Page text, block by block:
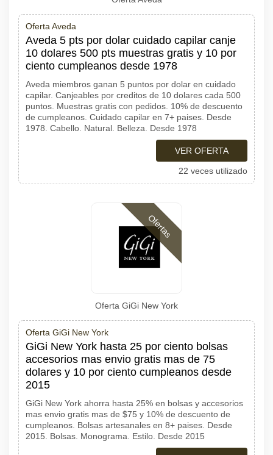
Oferta Aveda
Aveda 5 pts por dolar cuidado capilar canje
10 dolares 500 pts muestras gratis y 10 por
ciento cumpleanos desde 1978
Aveda miembros ganan 5 puntos por dolar en cuidado
capilar. Canjeables por creditos de 10 dolares cada 500
puntos. Muestras gratis con pedidos. 10% de descuento
de cumpleanos. Cuidado capilar en 7+ paises. Desde
1978. Cabello. Natural. Belleza. Desde 1978
VER OFERTA
22 veces utilizado
Ofertas
Oferta GiGi New York
Oferta GiGi New York
GiGi New York hasta 25 por ciento bolsas
accesorios mas envio gratis mas de 75
dolares y 10 por ciento cumpleanos desde
2015
GiGi New York ahorra hasta 25% en bolsas y accesorios
mas envio gratis mas de $75 y 10% de descuento de
cumpleanos. Bolsas artesanales en 8+ paises. Desde
2015. Bolsas. Monograma. Estilo. Desde 2015